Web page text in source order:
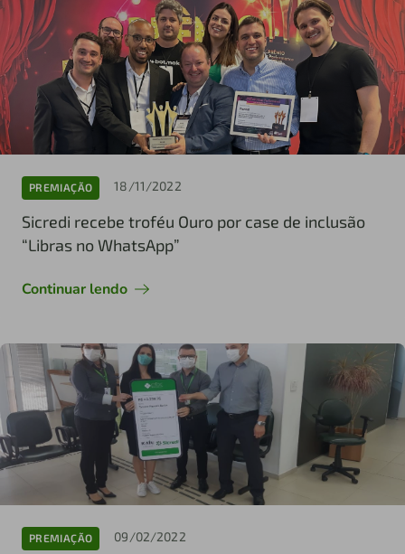
PREMIAÇÃO 18/11/2022
Sicredi recebe troféu Ouro por case de inclusão
“Libras no WhatsApp”
Continuar lendo
PREMIAÇÃO 09/02/2022